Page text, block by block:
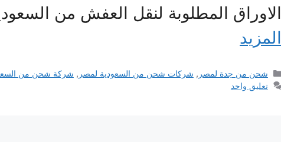
الاوراق المطلوبة لنقل العفش من
المزيد
التصنيفات
شحن من جدة لمصر , شركات شحن من السعودية لمصر , شركة شحن من
تعليق واحد